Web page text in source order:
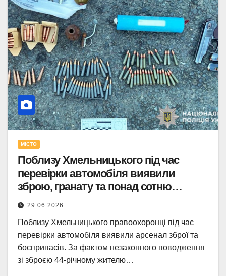
МІСТО
Поблизу Хмельницького під час
перевірки автомобіля виявили
зброю, гранату та понад сотню
патронів
29.06.2026
Поблизу Хмельницького правоохоронці під час
перевірки автомобіля виявили арсенал зброї та
боєприпасів. За фактом незаконного поводження
зі зброєю 44-річному жителю…